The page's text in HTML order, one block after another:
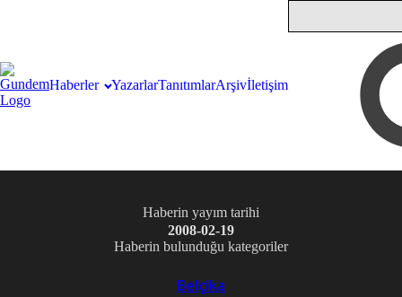
Haberler YazarlarTanıtımlarArşivİletişim
Haberin yayım tarihi
2008-02-19
Haberin bulunduğu kategoriler
Belçika